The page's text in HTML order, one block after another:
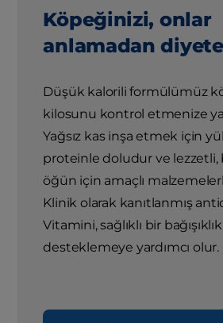
Köpeğinizi, onlar
anlamadan
Düşük kalorili formülümüz
kilosunu kontrol etmenize
Yağsız kas inşa etmek için
proteinle doludur ve lezzetli,
öğün için amaçlı
Klinik olarak kanıtlanmış
Vitamini, sağlıklı bir
desteklemeye yardımcı olur.